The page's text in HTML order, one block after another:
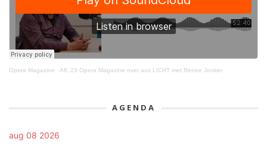
Opera Magazine · Afl. 23 Opera Magazine over aus LICHT met Renee Jonker
AGENDA
aug 08 2026